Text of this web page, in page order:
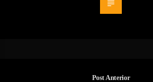
Post Anterior